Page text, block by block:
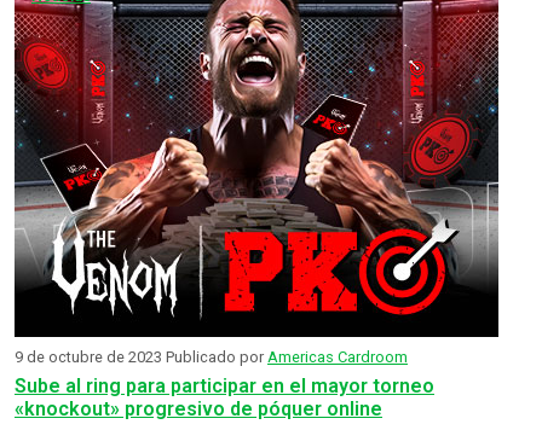
Sube al ring para participar en el mayor torneo
«knockout» progresivo de póquer online
9 de octubre de 2023 Publicado por Americas Cardroom